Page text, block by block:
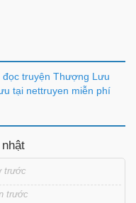
đọc truyện Thượng Lưu
tại nettruyen miễn phí
trước
trước